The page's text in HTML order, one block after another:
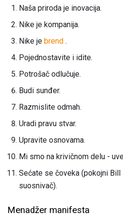
Naša priroda je inovacija.
Nike je kompanija.
Nike je brend .
Pojednostavite i idite.
Potrošač odlučuje.
Budi sunđer.
Razmislite odmah.
Uradi pravu stvar.
Upravite osnovama.
Mi smo na krivičnom delu -
Sećate se čoveka (pokojni Bill
suosnivač).
Menadžer manifesta